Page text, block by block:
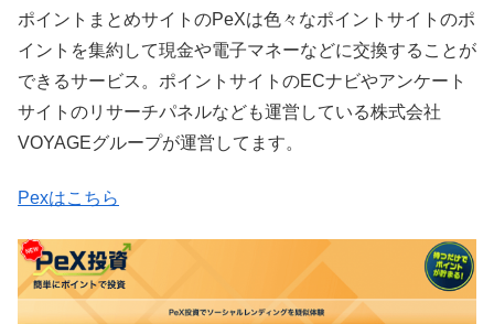
ポイントまとめサイトのPeXは色々なポイントサイトのポ
イントを集約して現金や電子マネーなどに交換することが
できるサービス。ポイントサイトのECナビやアンケート
サイトのリサーチパネルなども運営している株式会社
VOYAGEグループが運営してます。
Pexはこちら